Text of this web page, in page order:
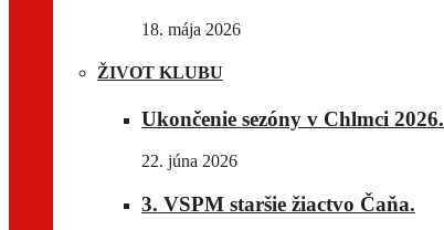
18. mája 2026
ŽIVOT KLUBU
Ukončenie sezóny v Chlmci 2026.
22. júna 2026
3. VSPM staršie žiactvo Čaňa.